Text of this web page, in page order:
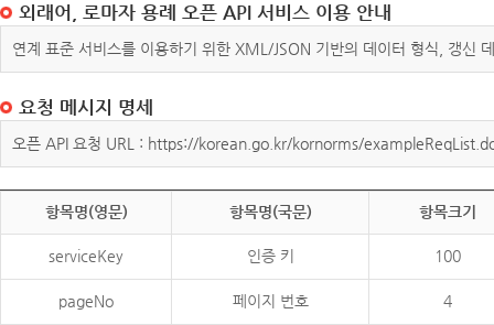
외래어, 로마자 용례 오픈 API 서비스 이용 안내
연계 표준 서비스를 이용하기 위한 XML/JSON 기반의 데이터 형식, 갱신
요청 메시지 명세
오픈 API 요청 URL : https://korean.go.kr/kornorms/
항목명(영문) 항목명(국문) 항목크기
serviceKey 인증 키 100
pageNo 페이지 번호 4